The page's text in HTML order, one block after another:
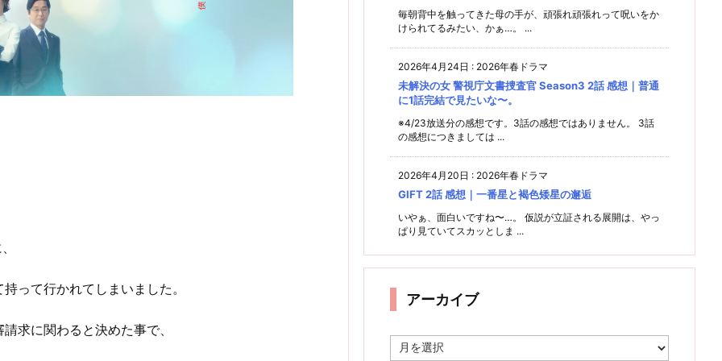
って行かれてしまいました。
求に関わると決めた事で、
毎朝背中を触ってきた母の手が、頑張れ頑張れって呪いをか
けられてるみたい、かぁ…。 ...
2026年4月24日 : 2026年春ドラマ
未解決の女 警視庁文書捜査官 Season3 2話 感想｜普通
に1話完結で見たいな〜。
※4/23放送分の感想です。3話の感想ではありません。 3話
の感想につきましては ...
2026年4月20日 : 2026年春ドラマ
GIFT 2話 感想｜一番星と褐色矮星の邂逅
いやぁ、面白いですね〜…。 仮説が立証される展開は、やっ
ぱり見ていてスカッとしま ...
アーカイブ
ー